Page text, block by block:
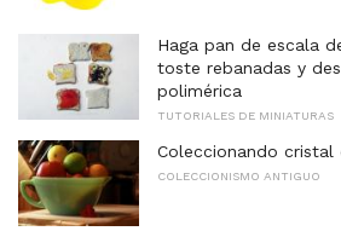
Haga pan de escala
toste rebanadas y
polimérica
TUTORIALES DE MINIATURAS
Coleccionando cristal
COLECCIONISMO ANTIGUO